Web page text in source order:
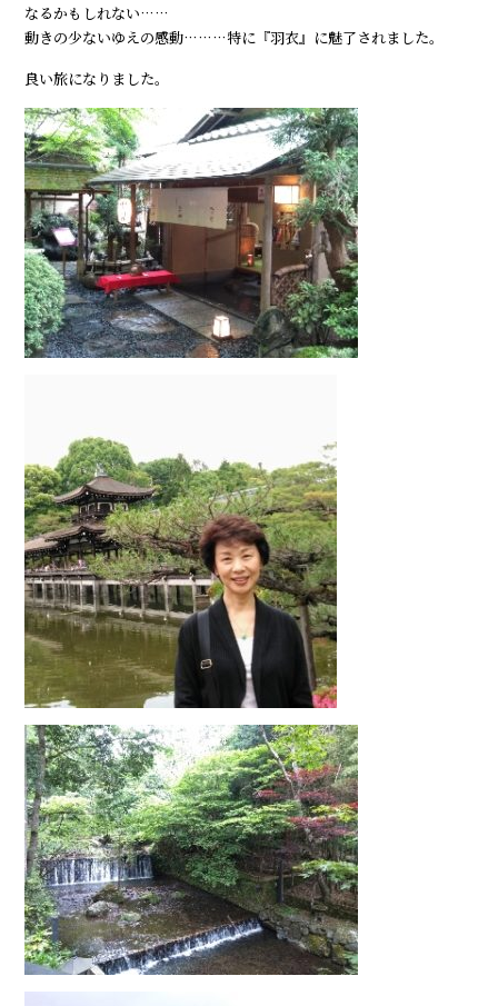
なるかもしれない……
動きの少ないゆえの感動………特に『羽衣』に魅了されました。
良い旅になりました。